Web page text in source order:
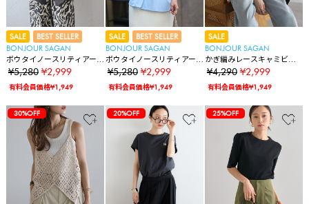
SALE
BEST SELLER
BONJOUR SAGAN
ボウタイノースリティアー
ドブラウス
¥5,280 ¥2,999
有料会員価格¥1,949
SALE
BEST SELLER
BONJOUR SAGAN
ボウタイノースリティアー
ドブラウス
¥5,280 ¥2,999
有料会員価格¥1,949
SALE
BONJOUR SAGAN
かぎ編みレースキャミビス
チェ
¥4,290 ¥2,999
有料会員価格¥1,949
30%OFF 20%OFF 25%OFF